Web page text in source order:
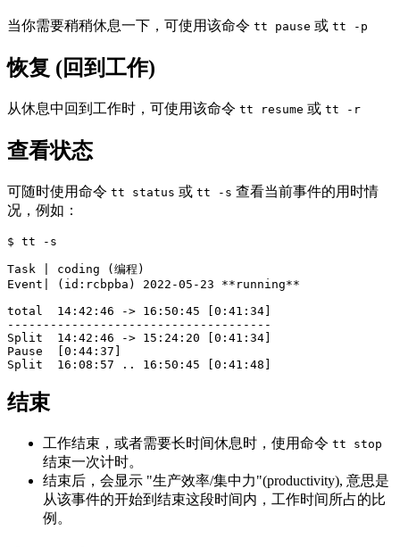
当你需要稍稍休息一下，可使用该命令 tt pause 或 tt -p
恢复 (回到工作)
从休息中回到工作时，可使用该命令 tt resume 或 tt -r
查看状态
可随时使用命令 tt status 或 tt -s 查看当前事件的用时情
况，例如：
$ tt -s
Task | coding (编程 )
Event|
( id :rcbpba ) 2022-05-23 ** running**
total  14:42:46 -> 16:50:45
[
-------------------------------------
Split  14:42:46 -> 15:24:20
[0:41:34]
Pause
[0:44:37]
Split  16:08:57 .. 16:50:45
[
结束
工作结束，或者需要长时间休息时，使用命令 tt stop
结束一次计时。
结束后，会显示 "生产效率/集中力"(productivity), 意思是
从该事件的开始到结束这段时间内，工作时间所占的比
例。